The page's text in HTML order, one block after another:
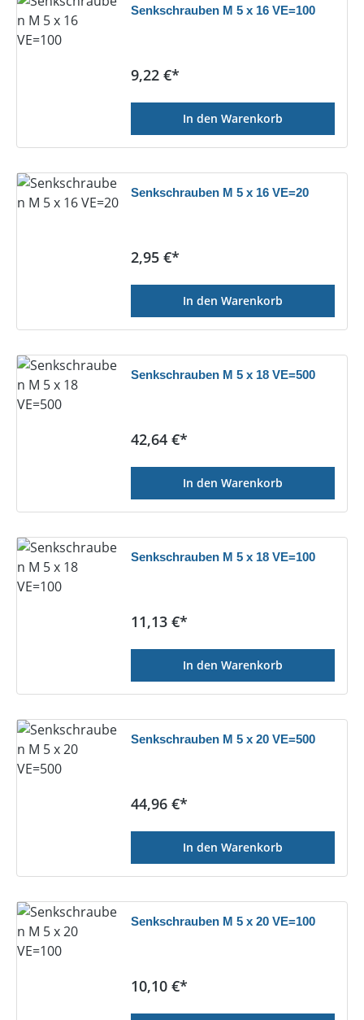
Senkschrauben M 5 x 16 VE=100
Regulärer Preis:
9,22 €*
In den Warenkorb
Senkschrauben M 5 x 16 VE=20
Regulärer Preis:
2,95 €*
In den Warenkorb
Senkschrauben M 5 x 18 VE=500
Regulärer Preis:
42,64 €*
In den Warenkorb
Senkschrauben M 5 x 18 VE=100
Regulärer Preis:
11,13 €*
In den Warenkorb
Senkschrauben M 5 x 20 VE=500
Regulärer Preis:
44,96 €*
In den Warenkorb
Senkschrauben M 5 x 20 VE=100
Regulärer Preis:
10,10 €*